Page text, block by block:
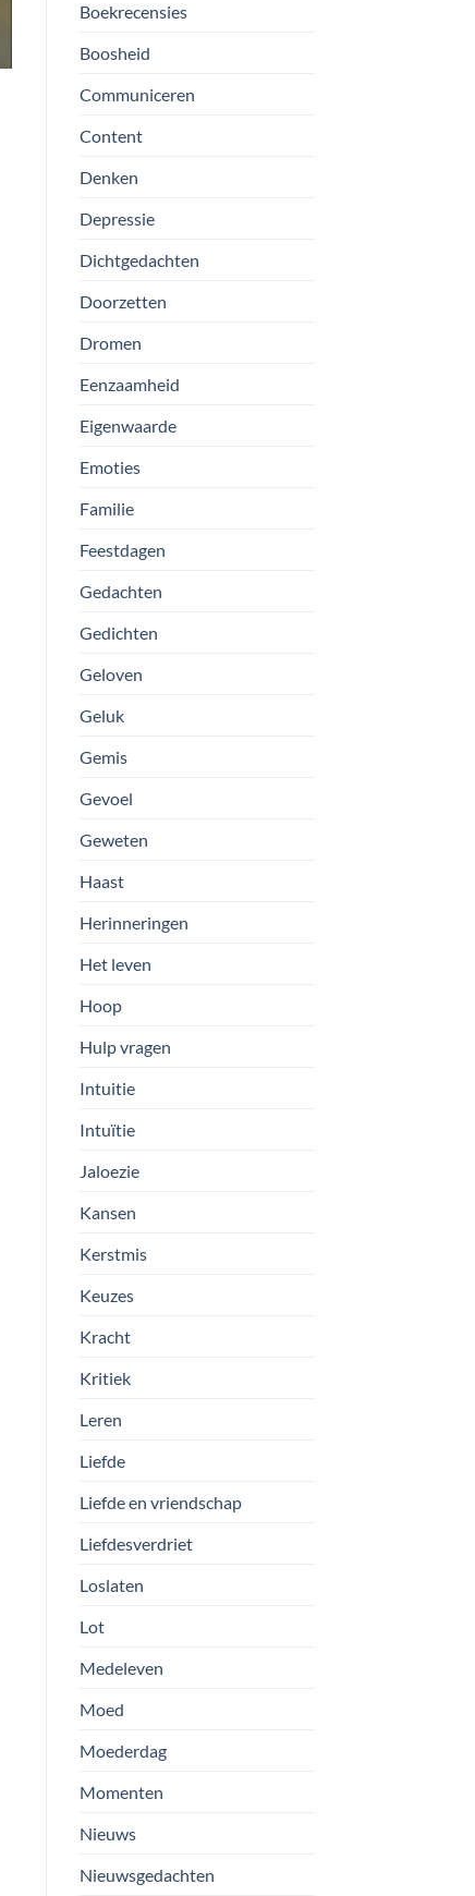
Boekrecensies
Boosheid
Communiceren
Content
Denken
Depressie
Dichtgedachten
Doorzetten
Dromen
Eenzaamheid
Eigenwaarde
Emoties
Familie
Feestdagen
Gedachten
Gedichten
Geloven
Geluk
Gemis
Gevoel
Geweten
Haast
Herinneringen
Het leven
Hoop
Hulp vragen
Intuitie
Intuïtie
Jaloezie
Kansen
Kerstmis
Keuzes
Kracht
Kritiek
Leren
Liefde
Liefde en vriendschap
Liefdesverdriet
Loslaten
Lot
Medeleven
Moed
Moederdag
Momenten
Nieuws
Nieuwsgedachten